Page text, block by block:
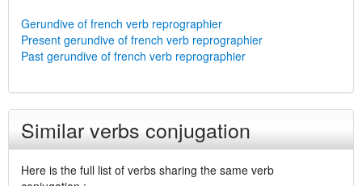
Gerundive of french verb reprographier
Present gerundive of french verb reprographier
Past gerundive of french verb reprographier
Similar verbs conjugation
Here is the full list of verbs sharing the same verb